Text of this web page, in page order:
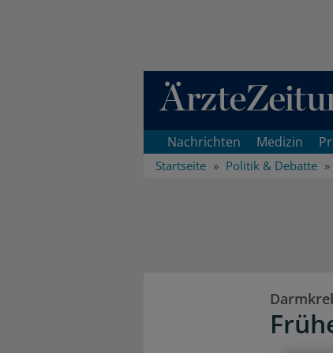
Direkt zum Inhaltsbereich
Nachrichten Medizin
Startseite Politik & Debatte